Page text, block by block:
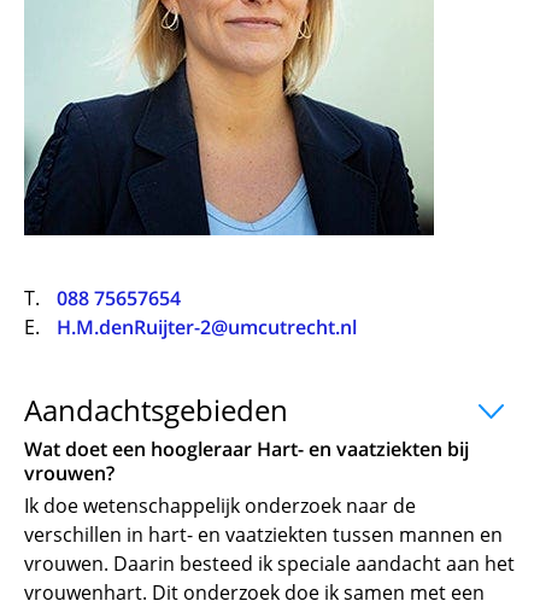
Het Wilhelmina Kinderziekenhuis
Bezoektijden
Wijzigen patiëntgegevens
Mijn UMC Utrecht patiëntportaal
Bezoekregels
Kwaliteit en veiligheid
Wegwijs in het ziekenhuis
Contact met polikliniek
Contact met verpleegafdeling
Het Wilhelmina Kinderziekenhuis
Teleconsult aanvragen
Diagnostiek aanvragen
Zorgverlenersportaal
Over UMC Utrecht
Research
Onderwijs
Werken bij het UMC Utrecht
T.
088 75657654
E.
H.M.denRuijter-2@umcutrecht.nl
Aandachtsgebieden uitklapper, klik
Wat doet een hoogleraar Hart- en vaatziekten bij
vrouwen?
Ik doe wetenschappelijk onderzoek naar de
verschillen in hart- en vaatziekten tussen mannen en
vrouwen. Daarin besteed ik speciale aandacht aan het
vrouwenhart. Dit onderzoek doe ik samen met een